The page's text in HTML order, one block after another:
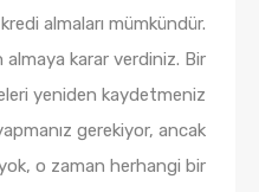
almaları mümkündür.
almaya karar verdiniz. Bir
yeniden kaydetmeniz
gerekiyor, ancak
o zaman herhangi bir